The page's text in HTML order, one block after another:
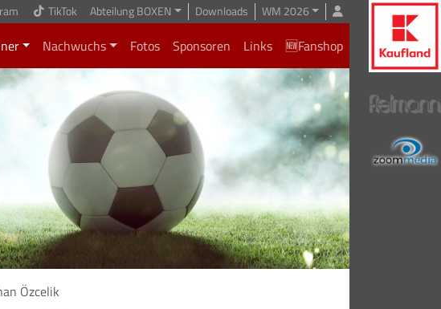
TikTok Abteilung BOXEN Downloads WM 2026
Nachwuchs Fotos Sponsoren Links 🆕Fanshop
Özcelik